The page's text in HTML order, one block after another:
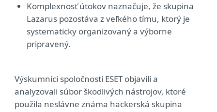
Komplexnosť útokov naznačuje, že skupina
Lazarus pozostáva z veľkého tímu, ktorý je
systematicky organizovaný a výborne
pripravený.
Výskumníci spoločnosti ESET objavili a
analyzovali súbor škodlivých nástrojov, ktoré
použila neslávne známa hackerská skupina